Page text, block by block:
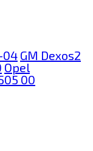
04 GM Dexos2
Opel
00